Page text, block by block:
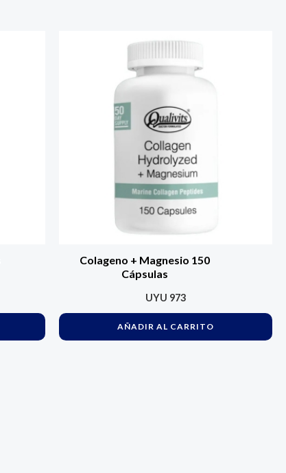
Colageno + Magnesio 150
Cápsulas
UYU 973
AÑADIR AL CARRITO